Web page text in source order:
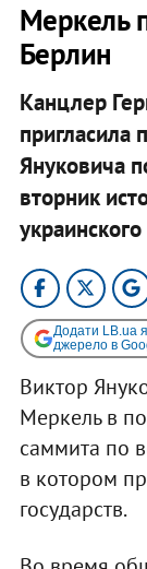
Меркель
Берлин
Канцлер
пригласила
Януковича
вторник
Додати LB.ua
джерело в
Виктор
Меркель в
саммита по
в котором
государств.